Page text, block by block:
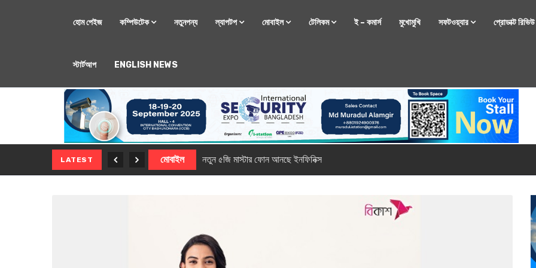
হোম পেইজ কম্পিউটেক নতুনপন্য ল্যাপটপ মোবাইল টেলিকম ই – কমার্স মুখোমুখি সফটওয়্যার প্রোডাক্ট রিভিউ
স্টার্টআপ ENGLISH NEWS
LATEST মোবাইল নতুন সি-সিরিজ স্মার্টফোন নিয়ে আসছে রিয়েলমি